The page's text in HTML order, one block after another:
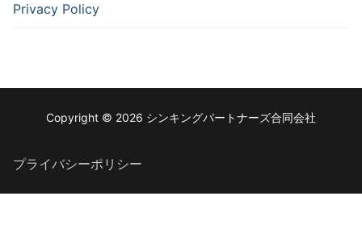
Privacy Policy
Copyright © 2026 シンキングパートナーズ合同会社
プライバシーポリシー